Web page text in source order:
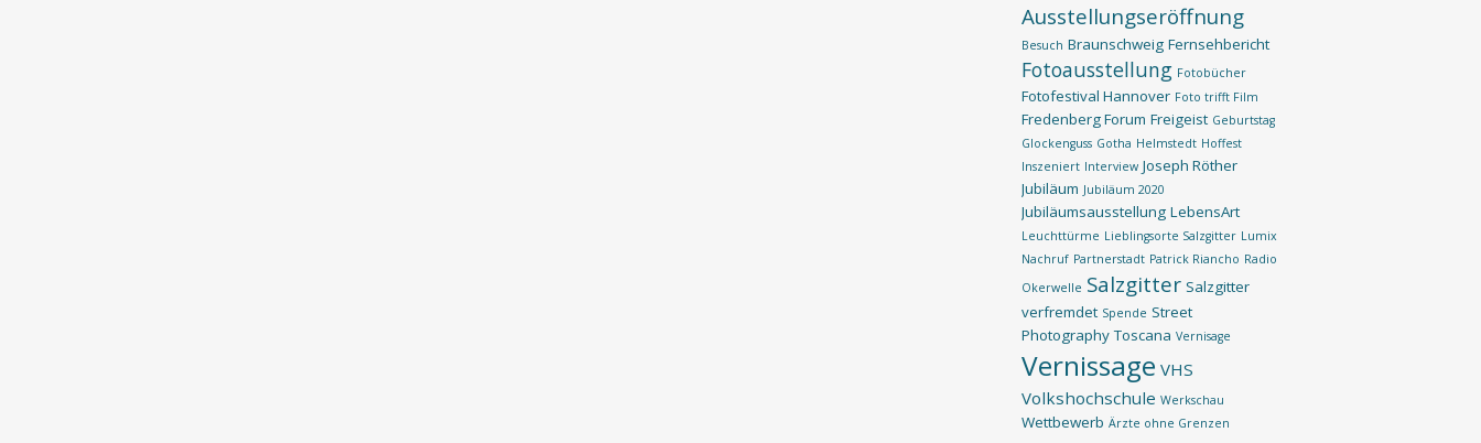
Ausstellungseröffnung
Besuch Braunschweig Fernsehbericht
Fotoausstellung Fotobücher
Fotofestival Hannover Foto trifft Film
Fredenberg Forum Freigeist Geburtstag
Glockenguss Gotha Helmstedt Hoffest
Inszeniert Interview Joseph Röther
Jubiläum Jubiläum 2020
Jubiläumsausstellung LebensArt
Leuchttürme Lieblingsorte Salzgitter Lumix
Nachruf Partnerstadt Patrick Riancho Radio
Okerwelle Salzgitter Salzgitter
verfremdet Spende Street
Photography Toscana Vernisage
Vernissage VHS
Volkshochschule Werkschau
Wettbewerb Ärzte ohne Grenzen